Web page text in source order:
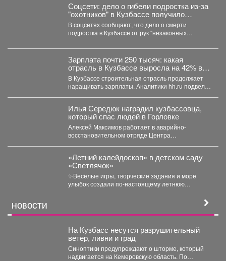
Соцсети: дело о гибели подростка из-за
"охотников" в Кузбассе получило
шокирующее развитие
В соцсетях сообщают, что дело о смерти
подростка в Кузбассе от рук "незаконных
Зарплата почти 250 тысяч: какая
отрасль в Кузбассе выросла на 42% в
доходе
В Кузбассе строительная отрасль продолжает
наращивать зарплаты. Аналитики hh.ru подвели
Илья Середюк наградил кузбассовца,
который спас людей в Горловке
Алексей Максимов работает в аварийно-
восстановительном отряде Центра
«Летний калейдоскоп» в детском саду
«Светлячок»
✨Весёлые игры, творческие задания и море
улыбок создали по-настоящему летнюю
НОВОСТИ
На Кузбасс несутся разрушительный
ветер, ливни и град
Синоптики предупреждают о шторме, который
надвигается на Кемеровскую область. По